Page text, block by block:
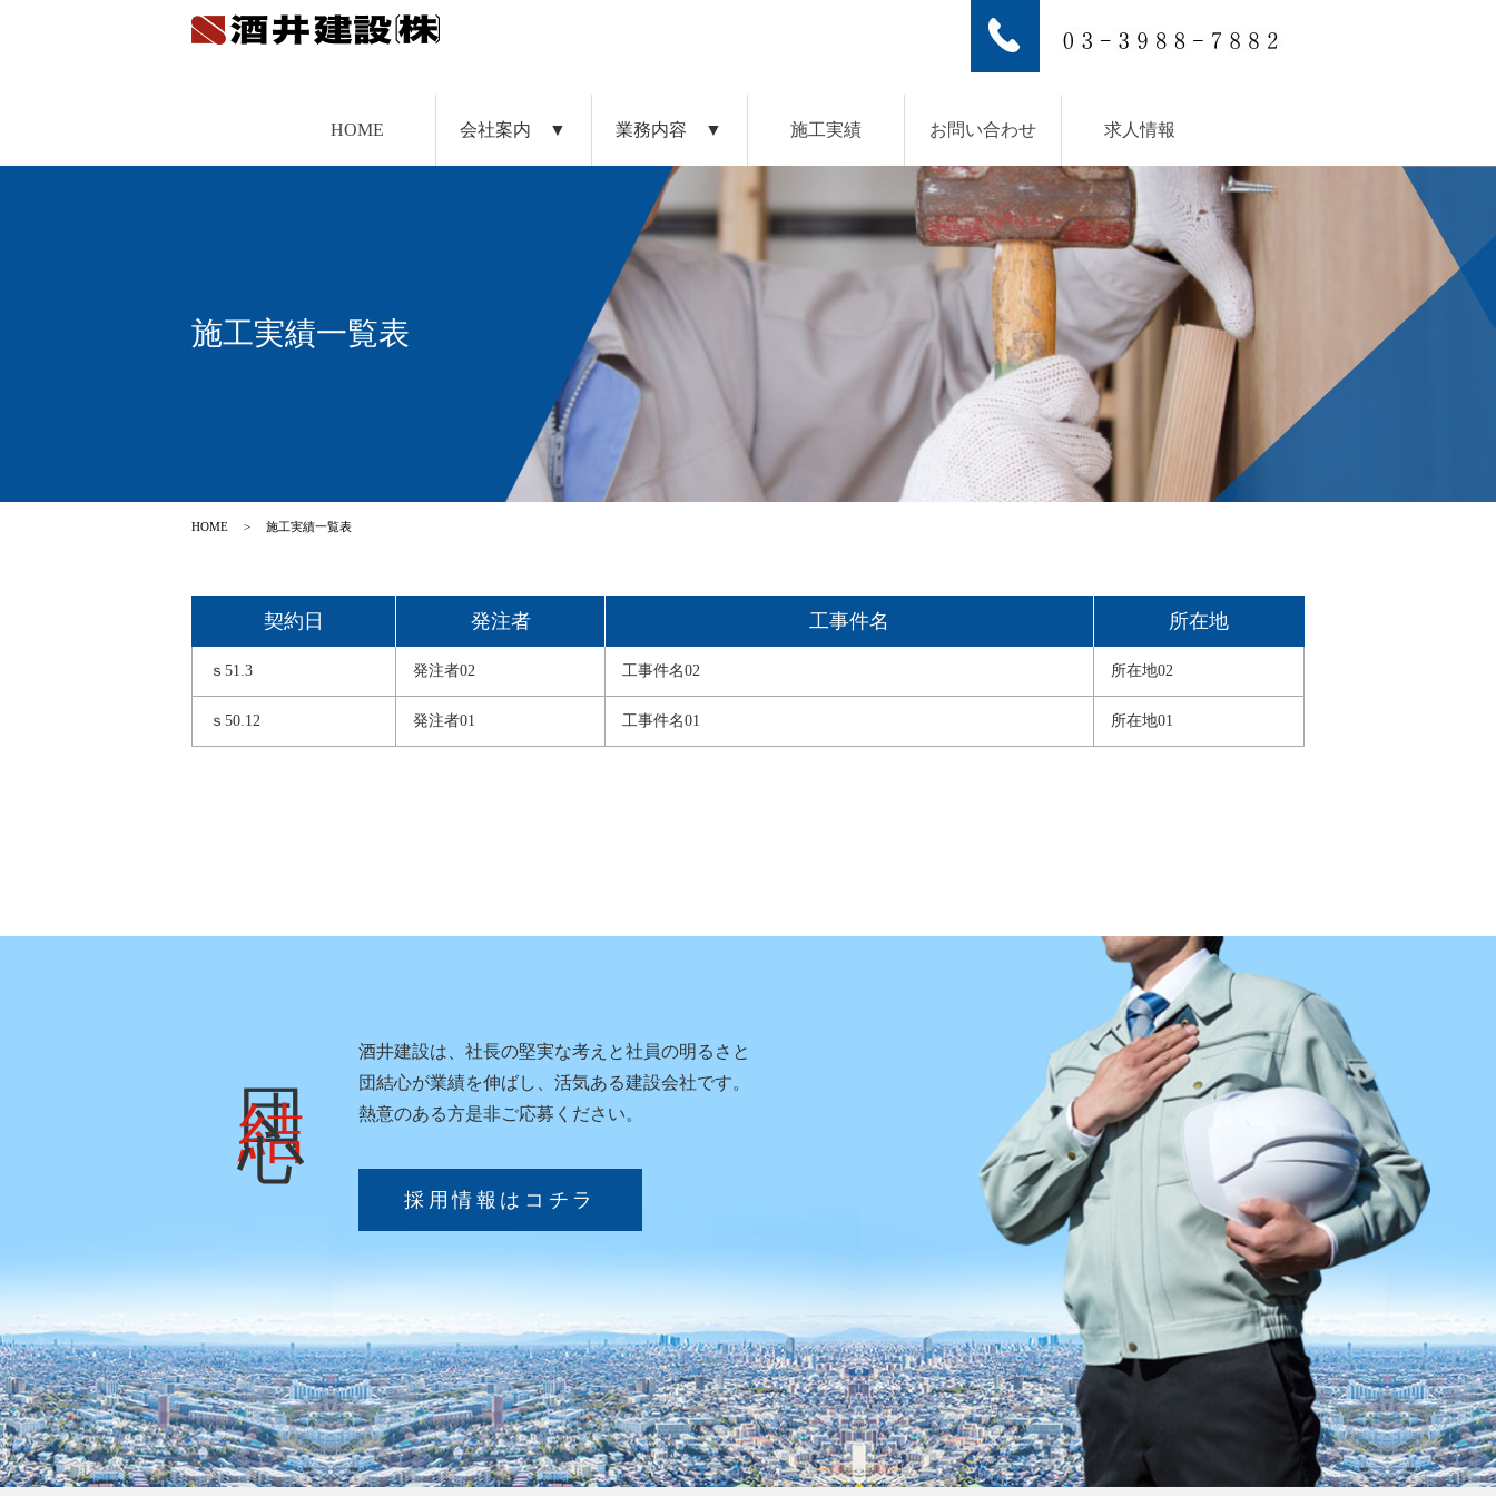
HOME 会社案内 ▼ 業務内容 ▼ 施工実績 お問い合わせ 求人情報
施工実績一覧表
HOME > 施工実績一覧表
契約日 発注者 工事件名 所在地
ｓ51.3 発注者02 工事件名02 所在地02
ｓ50.12 発注者01 工事件名01 所在地01
酒井建設は、 社長の堅実な考えと社員の明るさと
団結心が業績を伸ばし、 活気ある建設会社です。
熱意のある方是非ご応募ください。
採用情報はコチラ